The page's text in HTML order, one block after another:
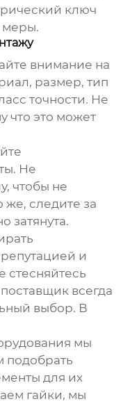
ключ
меры.
внимание на
размер, тип
точности. Не
что это может
Не
чтобы не
же, следите за
затянута.
и
стесняйтесь
всегда
выбор. В
мы
подобрать
для их
гайки, мы